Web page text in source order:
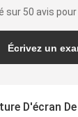
sur 50 avis
Écrivez un
D'écran